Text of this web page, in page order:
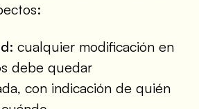
cualquier modificación en
debe quedar
con indicación de quién